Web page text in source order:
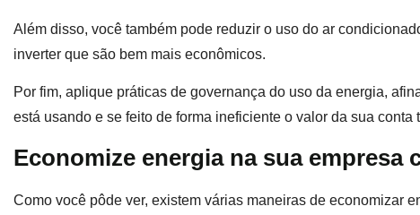
Além disso, você também pode reduzir o uso do ar
inverter que são bem mais econômicos.
Por fim, aplique práticas de governança do uso da energia,
está usando e se feito de forma ineficiente o valor da sua
Economize energia na sua empresa
Como você pôde ver, existem várias maneiras de economizar